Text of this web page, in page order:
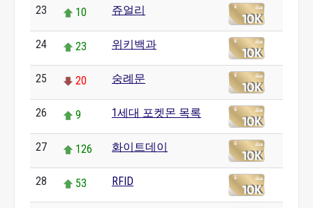
23 10 쥬얼리
24 23 위키백과
25 20 숭례문
26 9 1세대 포켓몬 목록
27 126 화이트데이
28 53 RFID